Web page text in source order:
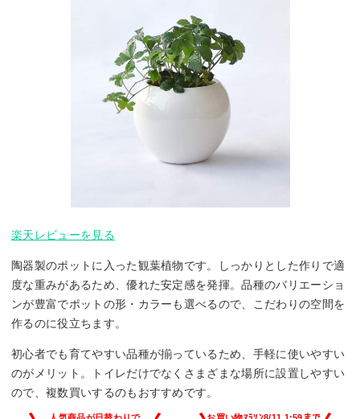
楽天レビューを見る
陶器製のポットに入った観葉植物です。しっかりとした作りで適
度な重みがあるため、優れた安定感を発揮。品種のバリエーショ
ンが豊富でポットの形・カラーも選べるので、こだわりの空間を
作るのに役立ちます。
初心者でも育てやすい品種が揃っているため、手軽に使いやすい
のがメリット。トイレだけでなくさまざまな場所に設置しやすい
ので、複数買いするのもおすすめです。